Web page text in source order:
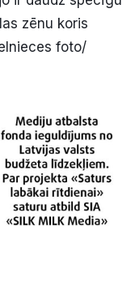
zēnu koris
foto/